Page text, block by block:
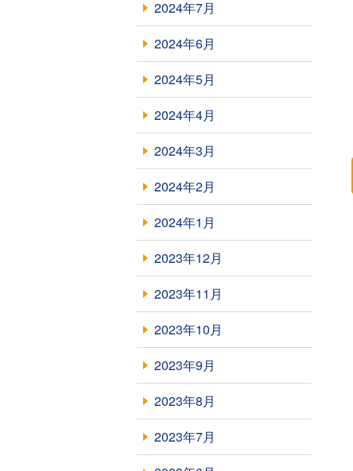
2024年7月
2024年6月
2024年5月
2024年4月
2024年3月
2024年2月
2024年1月
2023年12月
2023年11月
2023年10月
2023年9月
2023年8月
2023年7月